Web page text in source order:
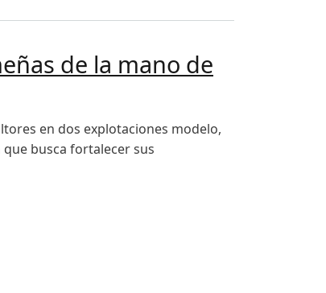
de la mano de
en dos explotaciones modelo,
busca fortalecer sus